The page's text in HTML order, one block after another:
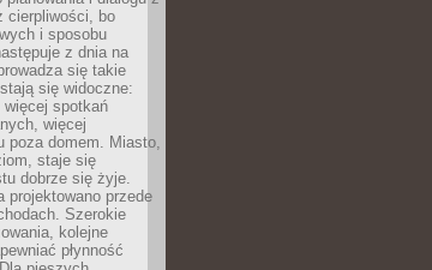
cierpliwości, bo
i sposobu
z dnia na
się takie
się widoczne:
więcej spotkań
więcej
poza domem. Miasto,
staje się
dobrze się żyje.
projektowano przede
Szerokie
kolejne
płynność